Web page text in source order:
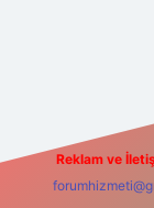
Reklam ve